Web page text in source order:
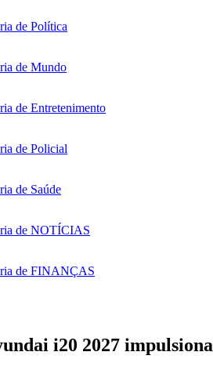
i20 2027